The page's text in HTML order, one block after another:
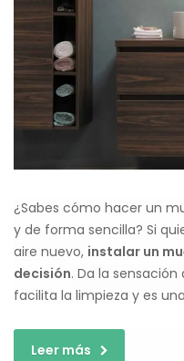
¿Sabes cómo hacer un
y de forma sencilla? Si
aire nuevo, instalar un
decisión. Da la
facilita la limpieza y es
Leer más